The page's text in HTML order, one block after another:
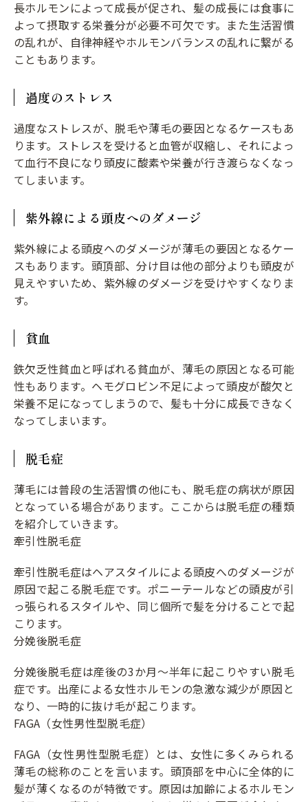
長ホルモンによって成長が促され、髪の成長には食事に
よって摂取する栄養分が必要不可欠です。また生活習慣
の乱れが、自律神経やホルモンバランスの乱れに繋がる
こともあります。
過度のストレス
過度なストレスが、脱毛や薄毛の要因となるケースもあ
ります。ストレスを受けると血管が収縮し、それによっ
て血行不良になり頭皮に酸素や栄養が行き渡らなくなっ
てしまいます。
紫外線による頭皮へのダメージ
紫外線による頭皮へのダメージが薄毛の要因となるケー
スもあります。頭頂部、分け目は他の部分よりも頭皮が
見えやすいため、紫外線のダメージを受けやすくなりま
す。
貧血
鉄欠乏性貧血と呼ばれる貧血が、薄毛の原因となる可能
性もあります。ヘモグロビン不足によって頭皮が酸欠と
栄養不足になってしまうので、髪も十分に成長できなく
なってしまいます。
脱毛症
薄毛には普段の生活習慣の他にも、脱毛症の病状が原因
となっている場合があります。ここからは脱毛症の種類
を紹介していきます。
牽引性脱毛症
牽引性脱毛症はヘアスタイルによる頭皮へのダメージが
原因で起こる脱毛症です。ポニーテールなどの頭皮が引
っ張られるスタイルや、同じ個所で髪を分けることで起
こります。
分娩後脱毛症
分娩後脱毛症は産後の3か月〜半年に起こりやすい脱毛
症です。出産による女性ホルモンの急激な減少が原因と
なり、一時的に抜け毛が起こります。
FAGA（女性男性型脱毛症）
FAGA（女性男性型脱毛症）とは、女性に多くみられる
薄毛の総称のことを言います。頭頂部を中心に全体的に
髪が薄くなるのが特徴です。原因は加齢によるホルモン